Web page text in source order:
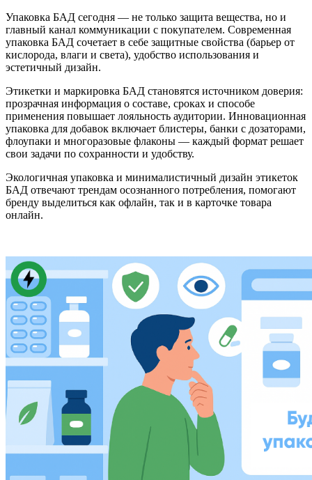
Упаковка БАД сегодня — не только защита вещества, но и
главный канал коммуникации с покупателем. Современная
упаковка БАД сочетает в себе защитные свойства (барьер от
кислорода, влаги и света), удобство использования и
эстетичный дизайн.
Этикетки и маркировка БАД становятся источником доверия:
прозрачная информация о составе, сроках и способе
применения повышает лояльность аудитории. Инновационная
упаковка для добавок включает блистеры, банки с дозаторами,
флоупаки и многоразовые флаконы — каждый формат решает
свои задачи по сохранности и удобству.
Экологичная упаковка и минималистичный дизайн этикеток
БАД отвечают трендам осознанного потребления, помогают
бренду выделиться как офлайн, так и в карточке товара
онлайн.